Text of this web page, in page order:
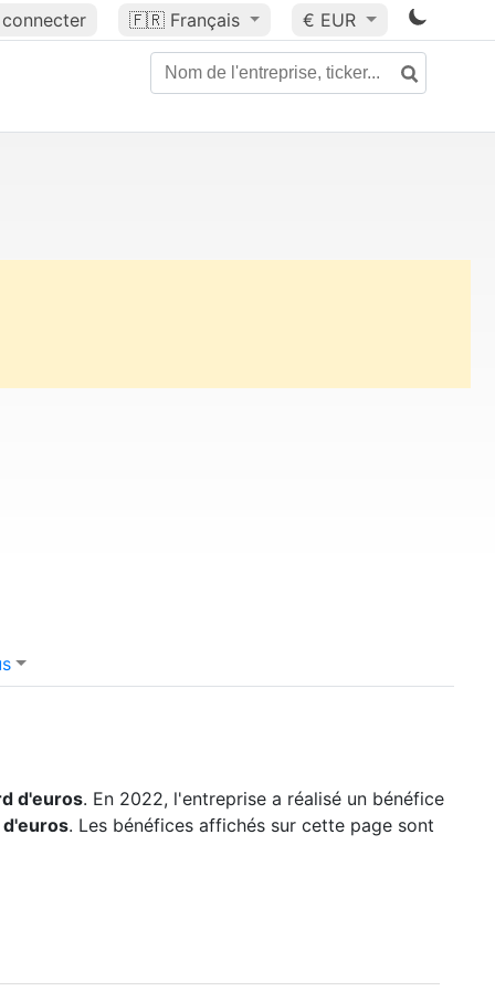
🇫🇷 Français € EUR
d'euros. En 2022, l'entreprise a réalisé un bénéfice
d'euros. Les bénéfices affichés sur cette page sont